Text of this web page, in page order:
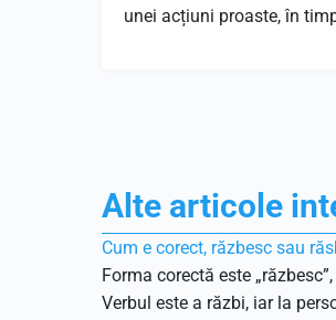
unei acțiuni proaste, în
Alte articole
Cum e corect, răzbesc sau
Forma corectă este
Verbul este a răzbi, iar la